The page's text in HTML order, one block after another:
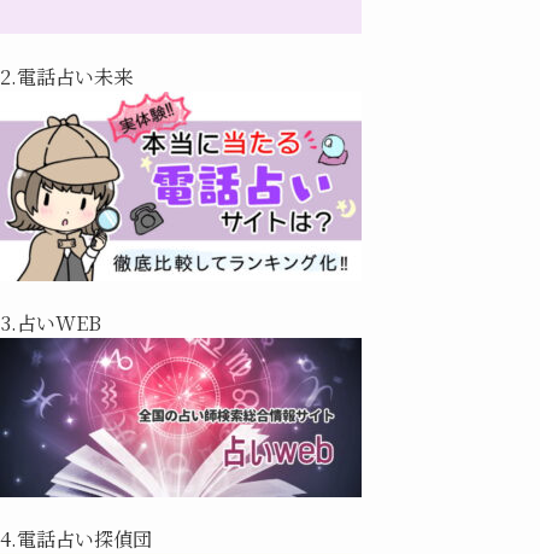
2.電話占い未来
3.占いWEB
4.電話占い探偵団